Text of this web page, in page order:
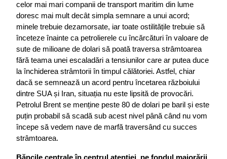
celor mai mari companii de transport maritim din lume
doresc mai mult decât simpla semnare a unui acord;
minele trebuie dezamorsate, iar toate ostilitățile trebuie să
înceteze înainte ca petrolierele cu încărcături în valoare de
sute de milioane de dolari să poată traversa strâmtoarea
fără teama unei escaladări a tensiunilor care ar putea duce
la închiderea strâmtorii în timpul călătoriei. Astfel, chiar
dacă se semnează un acord pentru încetarea războiului
dintre SUA și Iran, situația nu este lipsită de provocări.
Petrolul Brent se menține peste 80 de dolari pe baril și este
puțin probabil să scadă sub acest nivel până când nu vom
începe să vedem nave de marfă traversând cu succes
strâmtoarea.